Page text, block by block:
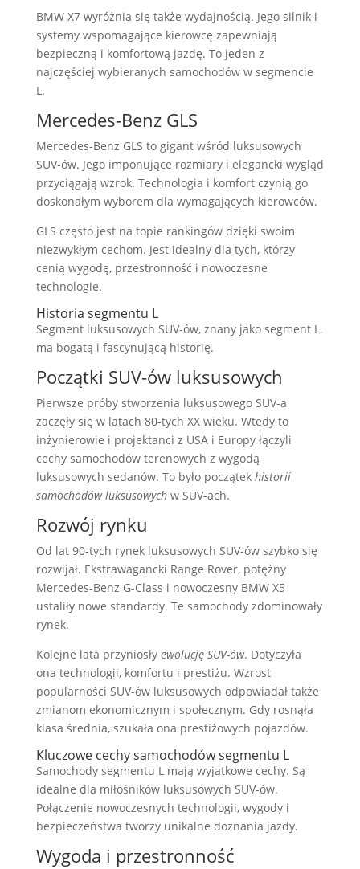
BMW X7 wyróżnia się także wydajnością. Jego silnik i
systemy wspomagające kierowcę zapewniają
bezpieczną i komfortową jazdę. To jeden z
najczęściej wybieranych samochodów w segmencie
L.
Mercedes-Benz GLS
Mercedes-Benz GLS to gigant wśród luksusowych
SUV-ów. Jego imponujące rozmiary i elegancki wygląd
przyciągają wzrok. Technologia i komfort czynią go
doskonałym wyborem dla wymagających kierowców.
GLS często jest na topie rankingów dzięki swoim
niezwykłym cechom. Jest idealny dla tych, którzy
cenią wygodę, przestronność i nowoczesne
technologie.
Historia segmentu L
Segment luksusowych SUV-ów, znany jako segment L,
ma bogatą i fascynującą historię.
Początki SUV-ów luksusowych
Pierwsze próby stworzenia luksusowego SUV-a
zaczęły się w latach 80-tych XX wieku. Wtedy to
inżynierowie i projektanci z USA i Europy łączyli
cechy samochodów terenowych z wygodą
luksusowych sedanów. To było początek historii
samochodów luksusowychw SUV-ach.
Rozwój rynku
Od lat 90-tych rynek luksusowych SUV-ów szybko się
rozwijał. Ekstrawagancki Range Rover, potężny
Mercedes-Benz G-Class i nowoczesny BMW X5
ustaliły nowe standardy. Te samochody zdominowały
rynek.
Kolejne lata przyniosły ewolucję SUV-ów. Dotyczyła
ona technologii, komfortu i prestiżu. Wzrost
popularności SUV-ów luksusowych odpowiadał także
zmianom ekonomicznym i społecznym. Gdy rosnąła
klasa średnia, szukała ona prestiżowych pojazdów.
Kluczowe cechy samochodów segmentu L
Samochody segmentu L mają wyjątkowe cechy. Są
idealne dla miłośników luksusowych SUV-ów.
Połączenie nowoczesnych technologii, wygody i
bezpieczeństwa tworzy unikalne doznania jazdy.
Wygoda i przestronność